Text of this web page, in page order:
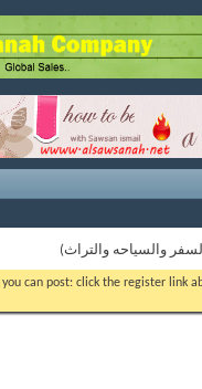
والسياحه والتراث)
you can post: click the register link